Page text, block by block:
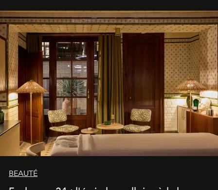
BEAUTÉ